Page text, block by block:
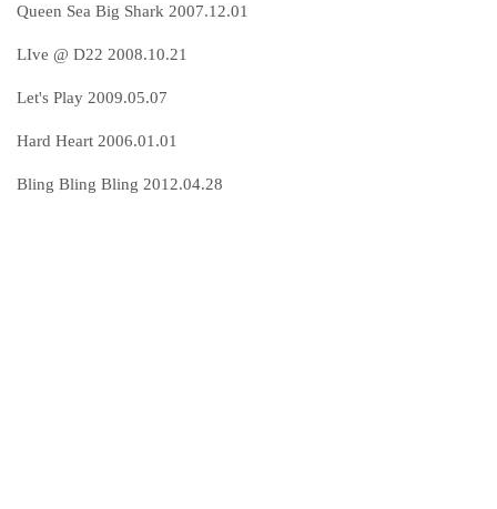
Queen Sea Big Shark 2007.12.01
LIve @ D22 2008.10.21
Let's Play 2009.05.07
Hard Heart 2006.01.01
Bling Bling Bling 2012.04.28